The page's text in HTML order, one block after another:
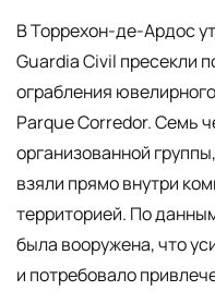
В Торрехон-де-Ардос
Guardia Civil пресекли
ограбления
Parque Corredor. Семь
организованной
взяли прямо внутри
территорией. По
была вооружена, что
и потребовало